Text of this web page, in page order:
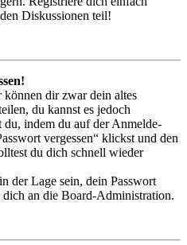
Diskussionen teil!
dir zwar dein altes
du kannst es jedoch
du, indem du auf der Anmelde-
vergessen“ klickst und den
du dich schnell wieder
der Lage sein, dein Passwort
dich an die Board-Administration.